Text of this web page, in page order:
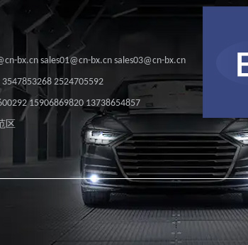
bx.cn sales01@cn-bx.cn sales03@cn-bx.cn
2524705592
15906869820 13738654857
区